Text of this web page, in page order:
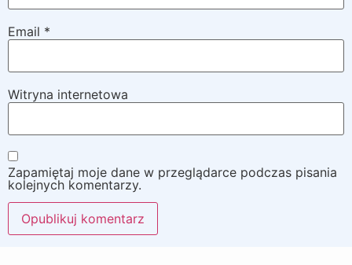
Email *
Witryna internetowa
Zapamiętaj moje dane w przeglądarce podczas pisania
kolejnych komentarzy.